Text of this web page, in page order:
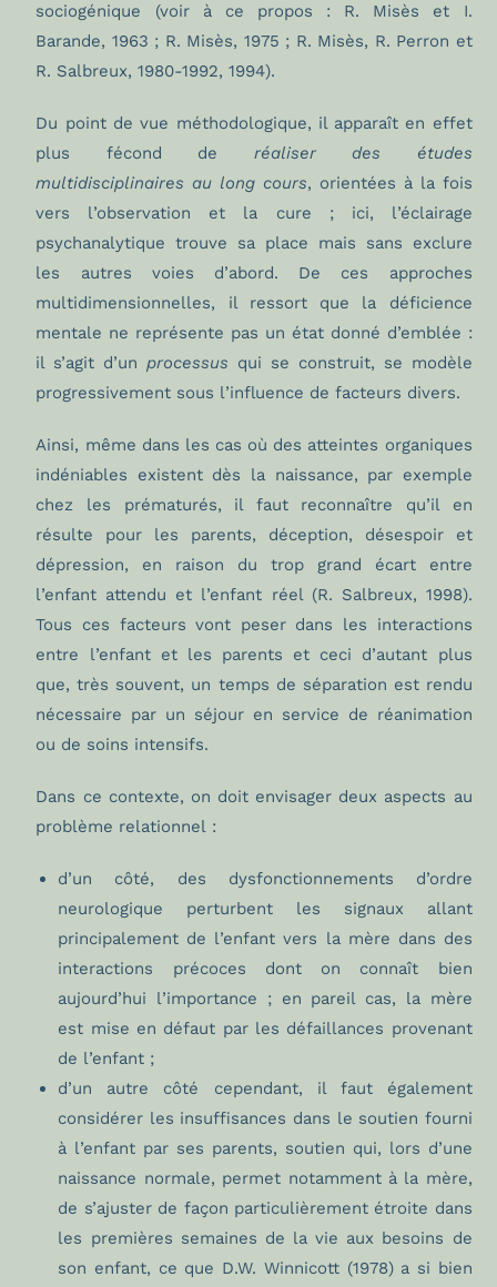
sociogénique (voir à ce propos : R. Misès et I.
Barande, 1963 ; R. Misès, 1975 ; R. Misès, R. Perron et
R. Salbreux, 1980-1992, 1994).
Du point de vue méthodologique, il apparaît en effet
plus fécond de réaliser des études
multidisciplinaires au long cours, orientées à la fois
vers l’observation et la cure ; ici, l’éclairage
psychanalytique trouve sa place mais sans exclure
les autres voies d’abord. De ces approches
multidimensionnelles, il ressort que la déficience
mentale ne représente pas un état donné d’emblée :
il s’agit d’unprocessus qui se construit, se modèle
progressivement sous l’influence de facteurs divers.
Ainsi, même dans les cas où des atteintes organiques
indéniables existent dès la naissance, par exemple
chez les prématurés, il faut reconnaître qu’il en
résulte pour les parents, déception, désespoir et
dépression, en raison du trop grand écart entre
l’enfant attendu et l’enfant réel (R. Salbreux, 1998).
Tous ces facteurs vont peser dans les interactions
entre l’enfant et les parents et ceci d’autant plus
que, très souvent, un temps de séparation est rendu
nécessaire par un séjour en service de réanimation
ou de soins intensifs.
Dans ce contexte, on doit envisager deux aspects au
problème relationnel :
d’un côté, des dysfonctionnements d’ordre
neurologique perturbent les signaux allant
principalement de l’enfant vers la mère dans des
interactions précoces dont on connaît bien
aujourd’hui l’importance ; en pareil cas, la mère
est mise en défaut par les défaillances provenant
de l’enfant ;
d’un autre côté cependant, il faut également
considérer les insuffisances dans le soutien fourni
à l’enfant par ses parents, soutien qui, lors d’une
naissance normale, permet notamment à la mère,
de s’ajuster de façon particulièrement étroite dans
les premières semaines de la vie aux besoins de
son enfant, ce que D.W. Winnicott (1978) a si bien